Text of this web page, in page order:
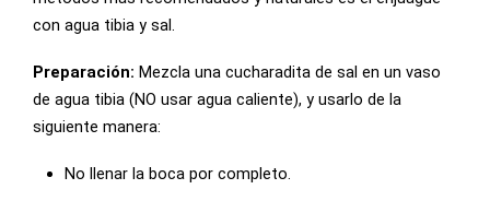
con agua tibia y sal.
Preparación: Mezcla una cucharadita de sal en un vaso
de agua tibia (NO usar agua caliente), y usarlo de la
siguiente manera:
No llenar la boca por completo.